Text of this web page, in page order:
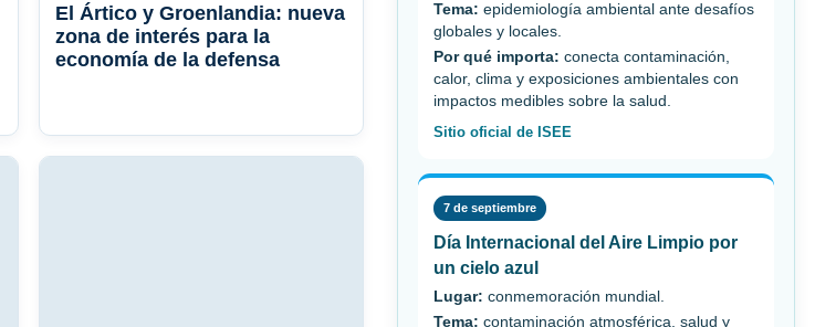
El Ártico y Groenlandia: nueva
zona de interés para la
economía de la defensa
Tema: epidemiología ambiental ante desafíos
globales y locales.
Por qué importa: conecta contaminación,
calor, clima y exposiciones ambientales con
impactos medibles sobre la salud.
Sitio oficial de ISEE
7 de septiembre
Día Internacional del Aire Limpio por
un cielo azul
Lugar: conmemoración mundial.
Tema: contaminación atmosférica, salud y